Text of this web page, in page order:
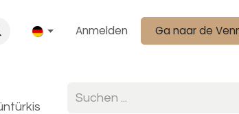
Anmelden Ga naar de